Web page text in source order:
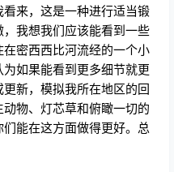
来，这是一种进行适当锻
我想我们应该能看到一些
密西西比河流经的一个小
如果能看到更多细节就更
新，模拟我所在地区的回
物、灯芯草和俯瞰一切的
能在这方面做得更好。总